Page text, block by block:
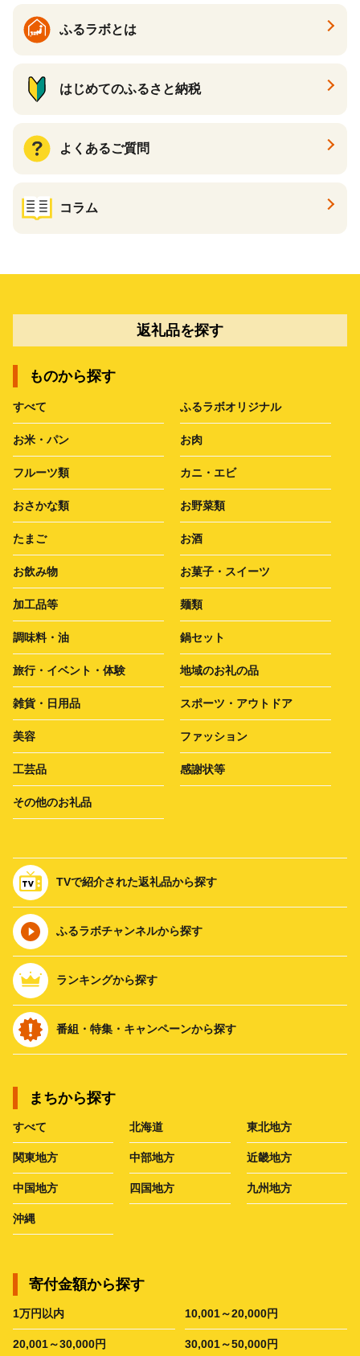
ふるラボとは
はじめてのふるさと納税
よくあるご質問
コラム
返礼品を探す
ものから探す
すべて ふるラボオリジナル
お米・パン お肉
フルーツ類 カニ・エビ
おさかな類 お野菜類
たまご お酒
お飲み物 お菓子・スイーツ
加工品等 麺類
調味料・油 鍋セット
旅行・イベント・体験 地域のお礼の品
雑貨・日用品 スポーツ・アウトドア
美容 ファッション
工芸品 感謝状等
その他のお礼品
TVで紹介された返礼品から探す
ふるラボチャンネルから探す
ランキングから探す
番組・特集・キャンペーンから探す
まちから探す
すべて 北海道 東北地方
関東地方 中部地方 近畿地方
中国地方 四国地方 九州地方
沖縄
寄付金額から探す
1万円以内 10,001～20,000円
20,001～30,000円 30,001～50,000円